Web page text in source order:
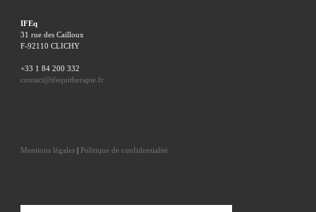
IFEq
31 rue des Cailloux
F-92110 CLICHY
+33 1 84 200 332
contact@ifequitherapie.fr
Mentions légales| Politique de confidentialité